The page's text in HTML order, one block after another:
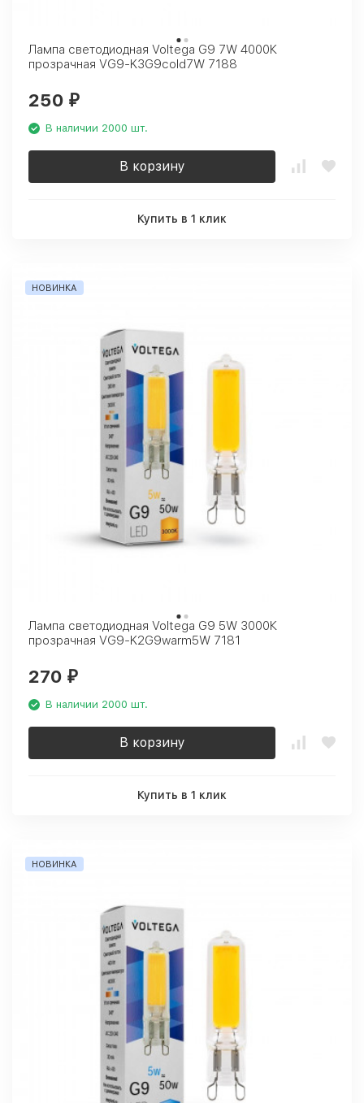
Лампа светодиодная Voltega G9 7W 4000К
прозрачная VG9-K3G9cold7W 7188
250 ₽
В наличии 2000 шт.
В корзину
Купить в 1 клик
НОВИНКА
Лампа светодиодная Voltega G9 5W 3000К
прозрачная VG9-K2G9warm5W 7181
270 ₽
В наличии 2000 шт.
В корзину
Купить в 1 клик
НОВИНКА